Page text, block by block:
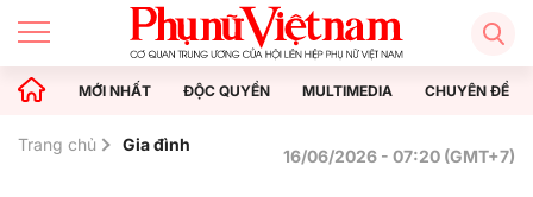
MỚI NHẤT ĐỘC QUYỀN MULTIMEDIA CHUYÊN ĐỀ
Trang chủ Gia đình
16/06/2026 - 07:20 (GMT+7)